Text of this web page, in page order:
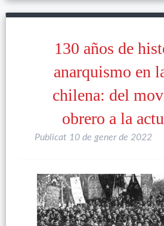
130 años de
anarquismo en
chilena: del
obrero a la
Publicat 10 de gener de 2022